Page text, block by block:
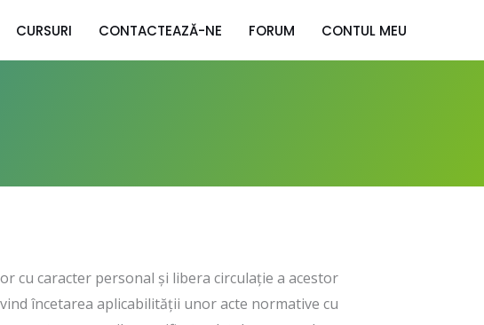
CURSURI CONTACTEAZĂ-NE FORUM CONTUL MEU
cu caracter personal și libera circulație a acestor
încetarea aplicabilității unor acte normative cu